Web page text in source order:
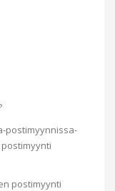
postimyynnissa-
postimyynti